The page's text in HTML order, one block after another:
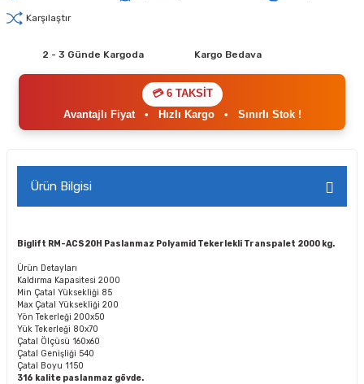
Karşılaştır
2 - 3 Günde Kargoda Kargo Bedava
💳 6 TAKSİT
Avantajlı Fiyat• Hızlı Kargo• Sınırlı Stok !
Ürün Bilgisi
Biglift RM-ACS20H Paslanmaz Polyamid Tekerlekli Transpalet 2000 kg.
Ürün Detayları
Kaldırma Kapasitesi 2000
Min Çatal Yüksekliği 85
Max Çatal Yüksekliği 200
Yön Tekerleği 200x50
Yük Tekerleği 80x70
Çatal Ölçüsü 160x60
Çatal Genişliği 540
Çatal Boyu 1150
316 kalite paslanmaz gövde.